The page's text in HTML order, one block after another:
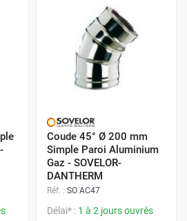
Coude 45° Ø 200 mm
Simple Paroi Aluminium
Gaz - SOVELOR-
DANTHERM
Réf. : SO AC47
Délai* : 1 à 2 jours ouvrés